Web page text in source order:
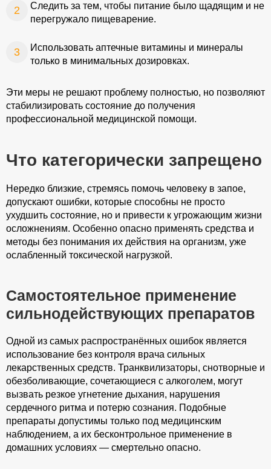
Следить за тем, чтобы питание было щадящим и не
перегружало пищеварение.
Использовать аптечные витамины и минералы
только в минимальных дозировках.
Эти меры не решают проблему полностью, но позволяют
стабилизировать состояние до получения
профессиональной медицинской помощи.
Что категорически запрещено
Нередко близкие, стремясь помочь человеку в запое,
допускают ошибки, которые способны не просто
ухудшить состояние, но и привести к угрожающим жизни
осложнениям. Особенно опасно применять средства и
методы без понимания их действия на организм, уже
ослабленный токсической нагрузкой.
Самостоятельное применение
сильнодействующих препаратов
Одной из самых распространённых ошибок является
использование без контроля врача сильных
лекарственных средств. Транквилизаторы, снотворные и
обезболивающие, сочетающиеся с алкоголем, могут
вызвать резкое угнетение дыхания, нарушения
сердечного ритма и потерю сознания. Подобные
препараты допустимы только под медицинским
наблюдением, а их бесконтрольное применение в
домашних условиях — смертельно опасно.